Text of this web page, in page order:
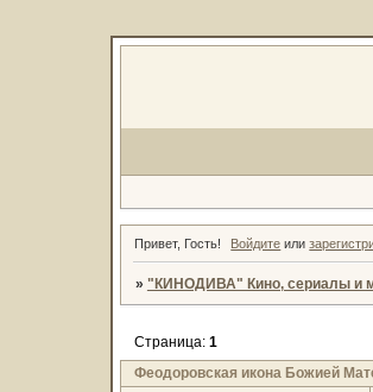
Привет, Гость! Войдите или
» "КИНОДИВА" Кино, сериалы и
Феодоровская икона Божией
Страница: 1